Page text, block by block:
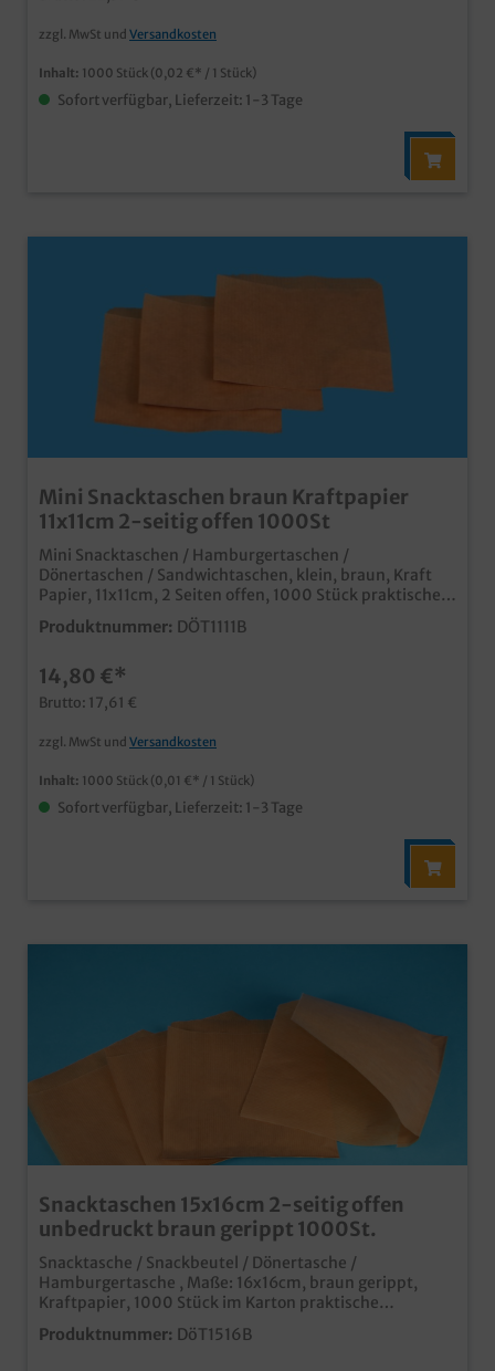
zzgl. MwSt und Versandkosten
Inhalt: 1000 Stück (0,02 €* / 1 Stück)
Sofort verfügbar, Lieferzeit: 1-3 Tage
Mini Snacktaschen braun Kraftpapier
11x11cm 2-seitig offen 1000St
Mini Snacktaschen / Hamburgertaschen /
Dönertaschen / Sandwichtaschen, klein, braun, Kraft
Papier, 11x11cm, 2 Seiten offen, 1000 Stück praktische
Snacktaschen aus umweltfreundlichem Kraftpapier im
trendigen und beliebten naturbraun extra kleine
Fingerfood und Snacks ab 50.000 Stück auch
individuell bedruckbar, fragen Sie unseren
Produktnummer: DÖT1111B
14,80 €*
Brutto: 17,61 €
zzgl. MwSt und Versandkosten
Inhalt: 1000 Stück (0,01 €* / 1 Stück)
Sofort verfügbar, Lieferzeit: 1-3 Tage
Snacktaschen 15x16cm 2-seitig offen
unbedruckt braun gerippt 1000St.
Snacktasche / Snackbeutel / Dönertasche /
Hamburgertasche , Maße: 16x16cm, braun gerippt,
Kraftpapier, 1000 Stück im Karton praktische
Anfasshilfe für Burger, Sandwiches, Döner, usw.
modernes und umweltfreundliches Braun
Produktnummer: DöT1516B